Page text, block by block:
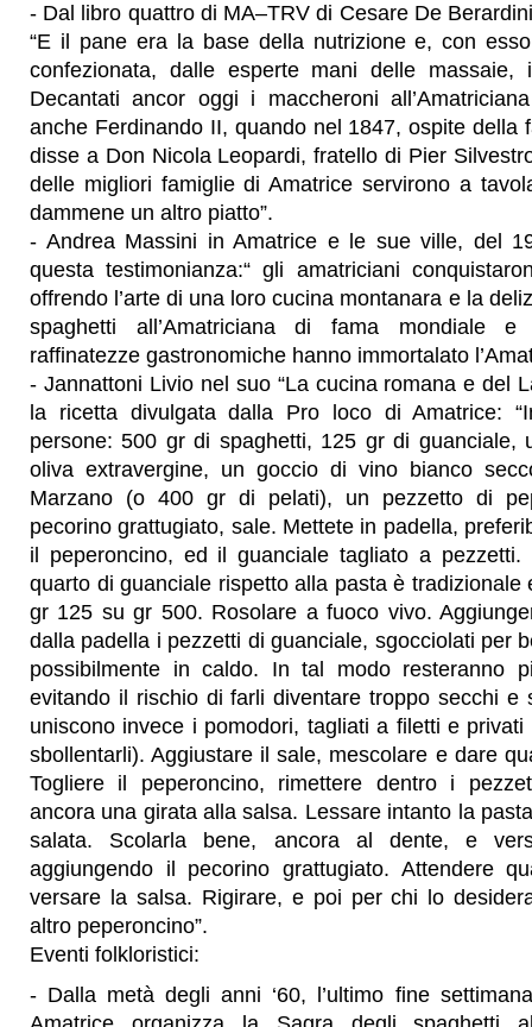
- Dal libro quattro di MA–TRV di Cesare De
“E il pane era la base della nutrizione e, con
confezionata, dalle esperte mani delle massaie,
Decantati ancor oggi i maccheroni
anche Ferdinando II, quando nel 1847, ospite della
disse a Don Nicola Leopardi, fratello di Pier
delle migliori famiglie di Amatrice servirono a
dammene un altro piatto”.
- Andrea Massini in Amatrice e le sue ville, del
questa testimonianza:“ gli amatriciani
offrendo l’arte di una loro cucina montanara e la
spaghetti all’Amatriciana di fama mondiale
raffinatezze gastronomiche hanno immortalato
- Jannattoni Livio nel suo “La cucina romana e del
la ricetta divulgata dalla Pro loco di Amatrice:
persone: 500 gr di spaghetti, 125 gr di guanciale,
oliva extravergine, un goccio di vino bianco
Marzano (o 400 gr di pelati), un pezzetto di
pecorino grattugiato, sale. Mettete in padella,
il peperoncino, ed il guanciale tagliato a
quarto di guanciale rispetto alla pasta è tradizionale
gr 125 su gr 500. Rosolare a fuoco vivo.
dalla padella i pezzetti di guanciale, sgocciolati per
possibilmente in caldo. In tal modo resteranno
evitando il rischio di farli diventare troppo secchi e
uniscono invece i pomodori, tagliati a filetti e
sbollentarli). Aggiustare il sale, mescolare e dare
Togliere il peperoncino, rimettere dentro i
ancora una girata alla salsa. Lessare intanto la
salata. Scolarla bene, ancora al dente, e
aggiungendo il pecorino grattugiato. Attendere
versare la salsa. Rigirare, e poi per chi lo
altro peperoncino”.
Eventi folkloristici:
- Dalla metà degli anni ‘60, l’ultimo fine